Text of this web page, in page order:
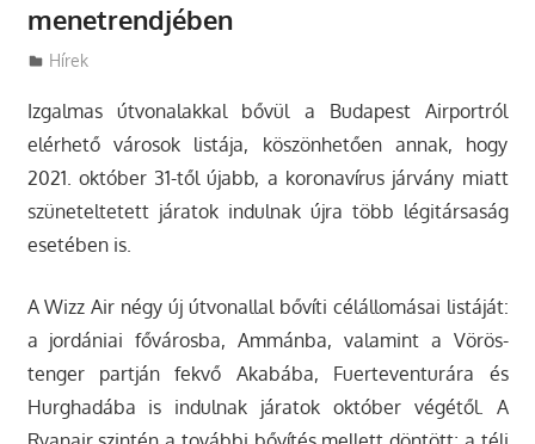
menetrendjében
Utazasok.org
Hírek
Izgalmas útvonalakkal bővül a Budapest Airportról
elérhető városok listája, köszönhetően annak, hogy
2021. október 31-től újabb, a koronavírus járvány miatt
szüneteltetett járatok indulnak újra több légitársaság
esetében is.
A Wizz Air négy új útvonallal bővíti célállomásai listáját:
a jordániai fővárosba, Ammánba, valamint a Vörös-
tenger partján fekvő Akabába, Fuerteventurára és
Hurghadába is indulnak járatok október végétől. A